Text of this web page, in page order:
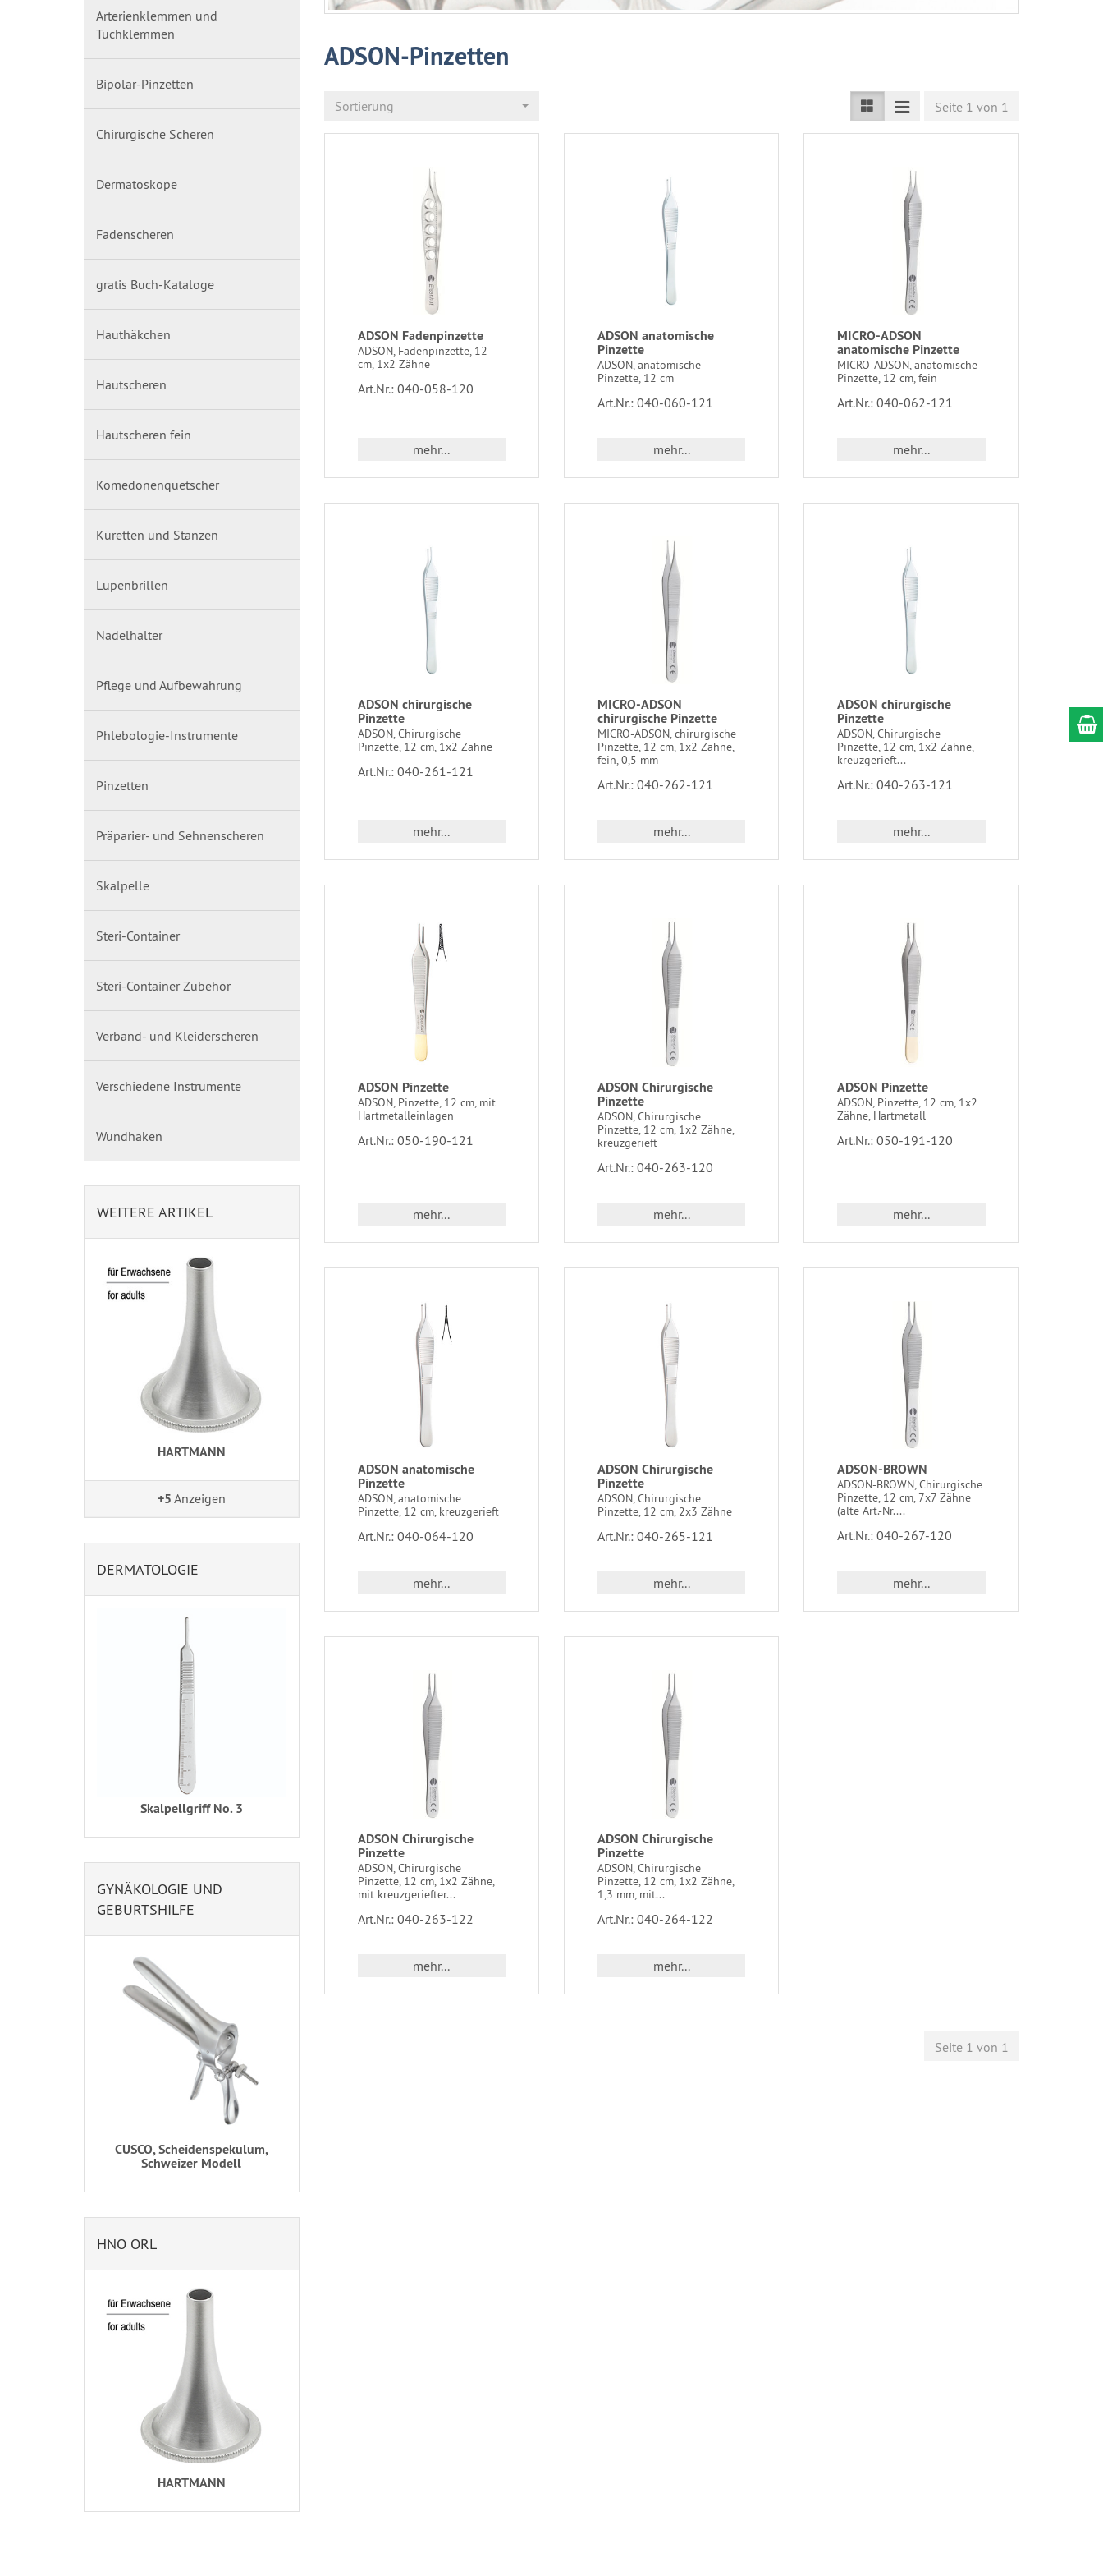
ADSON-Pinzetten
Sortierung Seite 1 von 1
ADSON Fadenpinzette
ADSON, Fadenpinzette, 12
cm, 1x2 Zähne
Art.Nr.: 040-058-120
mehr...
ADSON anatomische
Pinzette
ADSON, anatomische
Pinzette, 12 cm
Art.Nr.: 040-060-121
mehr...
MICRO-ADSON
anatomische Pinzette
MICRO-ADSON, anatomische
Pinzette, 12 cm, fein
Art.Nr.: 040-062-121
mehr...
ADSON chirurgische
Pinzette
ADSON, Chirurgische
Pinzette, 12 cm, 1x2 Zähne
Art.Nr.: 040-261-121
mehr...
MICRO-ADSON
chirurgische Pinzette
MICRO-ADSON, chirurgische
Pinzette, 12 cm, 1x2 Zähne,
fein, 0,5 mm
Art.Nr.: 040-262-121
mehr...
ADSON chirurgische
Pinzette
ADSON, Chirurgische
Pinzette, 12 cm, 1x2 Zähne,
kreuzgerieft...
Art.Nr.: 040-263-121
mehr...
ADSON Pinzette
ADSON, Pinzette, 12 cm, mit
Hartmetalleinlagen
Art.Nr.: 050-190-121
mehr...
ADSON Chirurgische
Pinzette
ADSON, Chirurgische
Pinzette, 12 cm, 1x2 Zähne,
kreuzgerieft
Art.Nr.: 040-263-120
mehr...
ADSON Pinzette
ADSON, Pinzette, 12 cm, 1x2
Zähne, Hartmetall
Art.Nr.: 050-191-120
mehr...
ADSON anatomische
Pinzette
ADSON, anatomische
Pinzette, 12 cm, kreuzgerieft
Art.Nr.: 040-064-120
mehr...
ADSON Chirurgische
Pinzette
ADSON, Chirurgische
Pinzette, 12 cm, 2x3 Zähne
Art.Nr.: 040-265-121
mehr...
ADSON-BROWN
ADSON-BROWN, Chirurgische
Pinzette, 12 cm, 7x7 Zähne
(alte Art.-Nr....
Art.Nr.: 040-267-120
mehr...
ADSON Chirurgische
Pinzette
ADSON, Chirurgische
Pinzette, 12 cm, 1x2 Zähne,
mit kreuzgeriefter...
Art.Nr.: 040-263-122
mehr...
ADSON Chirurgische
Pinzette
ADSON, Chirurgische
Pinzette, 12 cm, 1x2 Zähne,
1,3 mm, mit...
Art.Nr.: 040-264-122
mehr...
Seite 1 von 1
Arterienklemmen und
Tuchklemmen
Bipolar-Pinzetten
Chirurgische Scheren
Dermatoskope
Fadenscheren
gratis Buch-Kataloge
Hauthäkchen
Hautscheren
Hautscheren fein
Komedonenquetscher
Küretten und Stanzen
Lupenbrillen
Nadelhalter
Pflege und Aufbewahrung
Phlebologie-Instrumente
Pinzetten
Präparier- und Sehnenscheren
Skalpelle
Steri-Container
Steri-Container Zubehör
Verband- und Kleiderscheren
Verschiedene Instrumente
Wundhaken
WEITERE ARTIKEL
HARTMANN
+5 Anzeigen
DERMATOLOGIE
Skalpellgriff No. 3
GYNÄKOLOGIE UND
GEBURTSHILFE
CUSCO, Scheidenspekulum,
Schweizer Modell
HNO ORL
HARTMANN